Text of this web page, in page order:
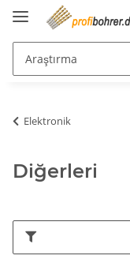
Elektronik
Diğerleri